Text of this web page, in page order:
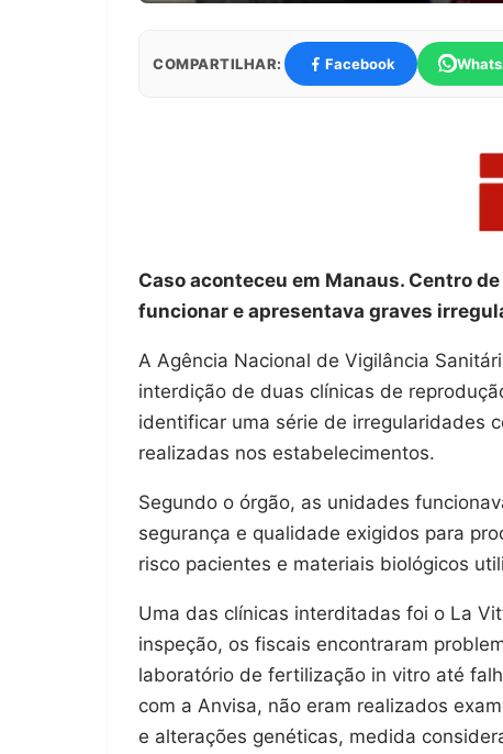
COMPARTILHAR: Facebook
Caso aconteceu em Manaus. Centro
funcionar e apresentava graves
A Agência Nacional de Vigilância
interdição de duas clínicas de
identificar uma série de irregularidades
realizadas nos estabelecimentos.
Segundo o órgão, as unidades
segurança e qualidade exigidos para
risco pacientes e materiais biológicos
Uma das clínicas interditadas foi o La
inspeção, os fiscais encontraram
laboratório de fertilização in vitro até
com a Anvisa, não eram realizados
e alterações genéticas, medida